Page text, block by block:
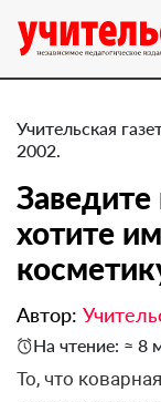
Учительская
2002.
хотите
Автор:
На чтение: ≈ 8
То, что